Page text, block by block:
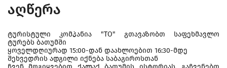
აღწერა
ტურისტული კომპანია "TO" გთავაზობთ საფეხმავლო
ტურებს ბათუმში
ყოველდღიურად 15:00-დან დაახლოებით 16:30-მდე
შეხვედრის ადგილი იქნება საბაგიროსთან